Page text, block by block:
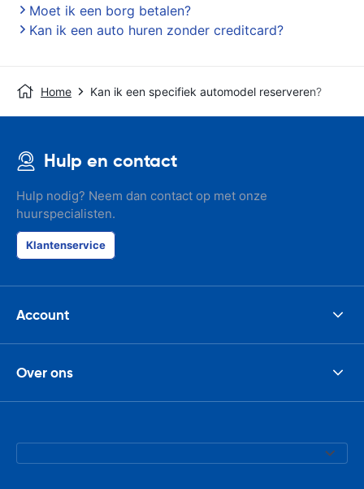
Moet ik een borg betalen?
Kan ik een auto huren zonder creditcard?
Home Kan ik een specifiek automodel reserveren?
Hulp en contact
Hulp nodig? Neem dan contact op met onze
huurspecialisten.
Klantenservice
Account
Over ons